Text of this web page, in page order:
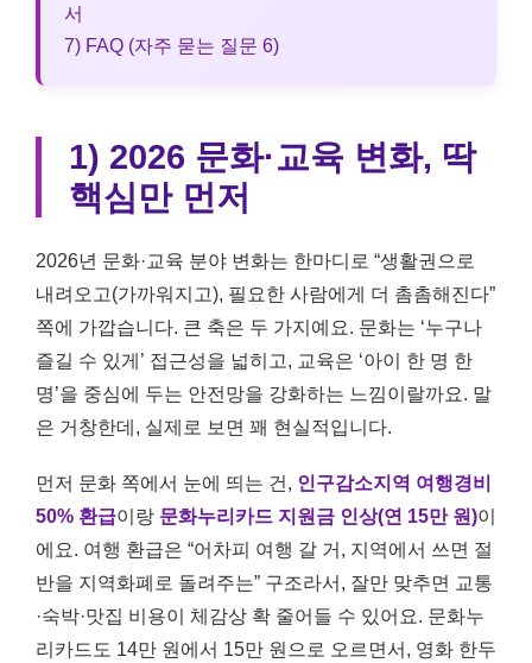
서
7) FAQ (자주 묻는 질문 6)
1) 2026 문화·교육 변화, 딱
핵심만 먼저
2026년 문화·교육 분야 변화는 한마디로 “생활권으로
내려오고(가까워지고), 필요한 사람에게 더 촘촘해진다”
쪽에 가깝습니다. 큰 축은 두 가지예요. 문화는 ‘누구나
즐길 수 있게’ 접근성을 넓히고, 교육은 ‘아이 한 명 한
명’을 중심에 두는 안전망을 강화하는 느낌이랄까요. 말
은 거창한데, 실제로 보면 꽤 현실적입니다.
먼저 문화 쪽에서 눈에 띄는 건, 인구감소지역 여행경비
50% 환급이랑 문화누리카드 지원금 인상(연 15만 원)이
에요. 여행 환급은 “어차피 여행 갈 거, 지역에서 쓰면 절
반을 지역화폐로 돌려주는” 구조라서, 잘만 맞추면 교통
·숙박·맛집 비용이 체감상 확 줄어들 수 있어요. 문화누
리카드도 14만 원에서 15만 원으로 오르면서, 영화 한두